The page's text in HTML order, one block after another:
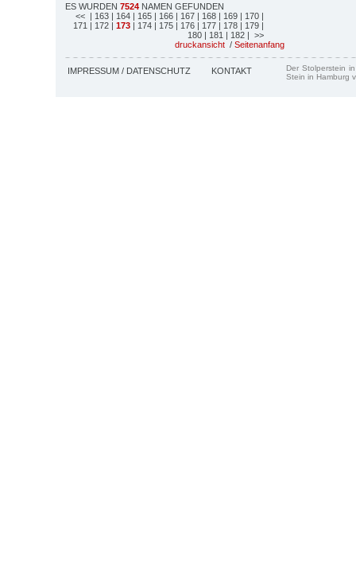
ES WURDEN 7524 NAMEN GEFUNDEN
<< | 163 | 164 | 165 | 166 | 167 | 168 | 169 | 170 |
171 | 172 | 173 | 174 | 175 | 176 | 177 | 178 | 179 |
180 | 181 | 182 | >>
druckansicht / Seitenanfang
IMPRESSUM / DATENSCHUTZ KONTAKT
Der Stolperstein
Stein in Hamburg